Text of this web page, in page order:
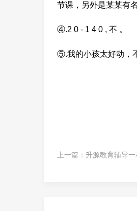
节课，另外是某某有
④.2 0 - 1 4 0 , 不 。
⑤.我的小孩太好动，
上一篇： 升源教育辅导